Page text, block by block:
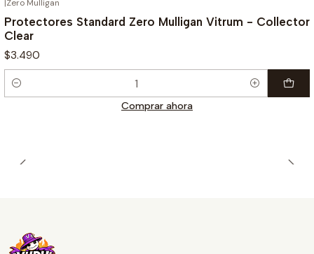
|Zero Mulligan
Protectores Standard Zero Mulligan Vitrum - Collector
Clear
$3.490
Cantidad
Comprar ahora